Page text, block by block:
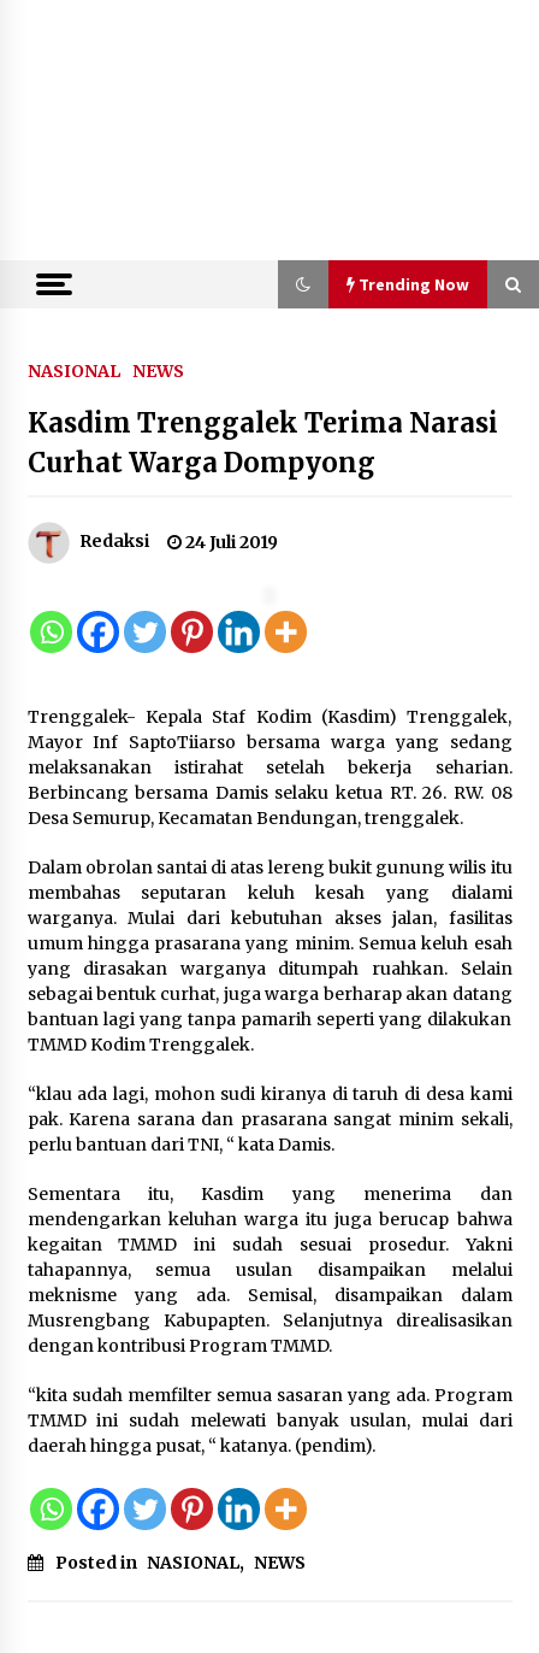
Trending Now
Kejari Kota Tangerang Bongkar
Korupsi Rp5,49 Miliar: Sewa Pesawat
Fiktif, Eks VP Angkasa Pura Kargo
6 Agustus 2026
Listrik, Wapres Dorong Link and
Match Pendidikan–Industri
Marak Kecelakaan Kapal, Puan
Soroti Minimnya Faktor Keamanan
Transportasi Laut
5 Agustus 2026
Di Forum Internasional Majelis
Persaudaraan Manusia, Megawati
Soekarnoputri Tegaskan
Kepemimpinan Perempuan Bukan
Dominasi, Tapi Merawat Dan
5 Agustus 2026
Jokowi Tetap Disambut Hangat di
NTT, Ahmad Ali: Karya dan
Pengabdiannya Masih Dirasakan
Masyarakat
5 Agustus 2026
Respons Cepat Aduan Warga, Wali
Kota Serang Bantu Bedah Rumah
Roboh Korban Bencana, Salurkan
Bantuan Rp30 Juta
5 Agustus 2026
Wali Kota Serang Budi Rustandi
Berikan Penghargaan kepada
Pemenang Sayembara Logo HUT ke-
NASIONAL NEWS
Kasdim Trenggalek Terima Narasi
Curhat Warga Dompyong
Redaksi 24 Juli 2019
Trenggalek- Kepala Staf Kodim (Kasdim) Trenggalek,
Mayor Inf SaptoTiiarso bersama warga yang sedang
melaksanakan istirahat setelah bekerja seharian.
Berbincang bersama Damis selaku ketua RT. 26. RW. 08
Desa Semurup, Kecamatan Bendungan, trenggalek.
Dalam obrolan santai di atas lereng bukit gunung wilis itu
membahas seputaran keluh kesah yang dialami
warganya. Mulai dari kebutuhan akses jalan, fasilitas
umum hingga prasarana yang minim. Semua keluh esah
yang dirasakan warganya ditumpah ruahkan. Selain
sebagai bentuk curhat, juga warga berharap akan datang
bantuan lagi yang tanpa pamarih seperti yang dilakukan
TMMD Kodim Trenggalek.
“klau ada lagi, mohon sudi kiranya di taruh di desa kami
pak. Karena sarana dan prasarana sangat minim sekali,
perlu bantuan dari TNI, “ kata Damis.
Sementara itu, Kasdim yang menerima dan
mendengarkan keluhan warga itu juga berucap bahwa
kegaitan TMMD ini sudah sesuai prosedur. Yakni
tahapannya, semua usulan disampaikan melalui
meknisme yang ada. Semisal, disampaikan dalam
Musrengbang Kabupapten. Selanjutnya direalisasikan
dengan kontribusi Program TMMD.
“kita sudah memfilter semua sasaran yang ada. Program
TMMD ini sudah melewati banyak usulan, mulai dari
daerah hingga pusat, “ katanya. (pendim).
Posted in NASIONAL, NEWS